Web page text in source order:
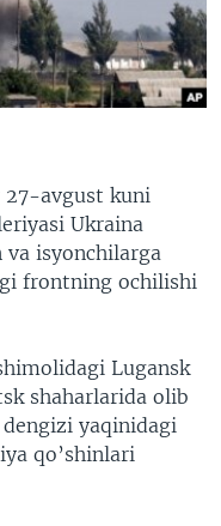
27-avgust kuni
Ukraina
va isyonchilarga
frontning ochilishi
Lugansk
shaharlarida olib
yaqinidagi
qo’shinlari